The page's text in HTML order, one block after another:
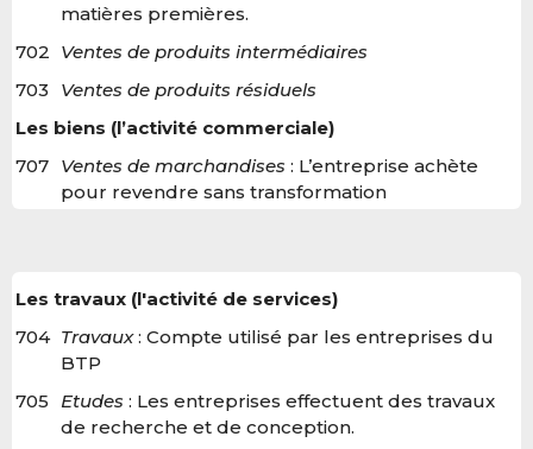
matières premières.
702 Ventes de produits intermédiaires
703
Ventes de produits résiduels
Les biens (l’activité commerciale)
707
Ventes de marchandises : L’entreprise achète
pour revendre sans transformation
Les travaux (l'activité de services)
704 Travaux: Compte utilisé par les entreprises du
BTP
705 Etudes : Les entreprises effectuent des travaux
de recherche et de conception.